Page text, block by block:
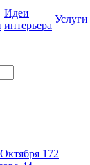
Идеи
интерьера
Услуги
172